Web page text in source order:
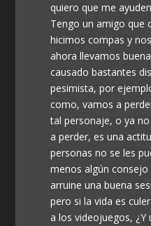
quiero que me
Tengo un amigo que
hicimos compas y
ahora llevamos
causado bastantes
pesimista, por
como, vamos a
tal personaje, o ya
a perder, es una
personas no se les
menos algún
arruine una buena
pero si la vida es
a los videojuegos,